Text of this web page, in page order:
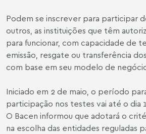
Podem se inscrever para participar
outros, as instituições que têm
para funcionar, com capacidade de
emissão, resgate ou transferência
com base em seu modelo de
Iniciado em 2 de maio, o período
participação nos testes vai até o dia
O Bacen informou que adotará o
na escolha das entidades reguladas